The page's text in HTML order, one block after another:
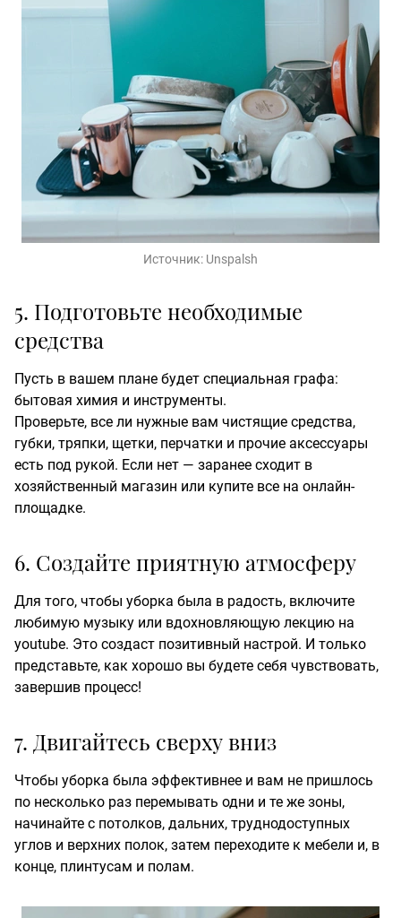
Источник: Unspalsh
5. Подготовьте необходимые
средства
Пусть в вашем плане будет специальная графа:
бытовая химия и инструменты.
Проверьте, все ли нужные вам чистящие средства,
губки, тряпки, щетки, перчатки и прочие аксессуары
есть под рукой. Если нет — заранее сходит в
хозяйственный магазин или купите все на онлайн-
площадке.
6. Создайте приятную атмосферу
Для того, чтобы уборка была в радость, включите
любимую музыку или вдохновляющую лекцию на
youtube. Это создаст позитивный настрой. И только
представьте, как хорошо вы будете себя чувствовать,
завершив процесс!
7. Двигайтесь сверху вниз
Чтобы уборка была эффективнее и вам не пришлось
по несколько раз перемывать одни и те же зоны,
начинайте с потолков, дальних, труднодоступных
углов и верхних полок, затем переходите к мебели и, в
конце, плинтусам и полам.